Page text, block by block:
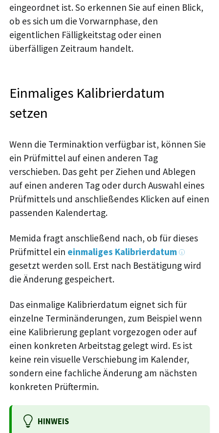
eingeordnet ist. So erkennen Sie auf einen Blick,
ob es sich um die Vorwarnphase, den
eigentlichen Fälligkeitstag oder einen
überfälligen Zeitraum handelt.
Einmaliges Kalibrierdatum
setzen
Wenn die Terminaktion verfügbar ist, können Sie
ein Prüfmittel auf einen anderen Tag
verschieben. Das geht per Ziehen und Ablegen
auf einen anderen Tag oder durch Auswahl eines
Prüfmittels und anschließendes Klicken auf einen
passenden Kalendertag.
Memida fragt anschließend nach, ob für dieses
Prüfmittel ein einmaliges Kalibrierdatum
gesetzt werden soll. Erst nach Bestätigung wird
die Änderung gespeichert.
Das einmalige Kalibrierdatum eignet sich für
einzelne Terminänderungen, zum Beispiel wenn
eine Kalibrierung geplant vorgezogen oder auf
einen konkreten Arbeitstag gelegt wird. Es ist
keine rein visuelle Verschiebung im Kalender,
sondern eine fachliche Änderung am nächsten
konkreten Prüftermin.
HINWEIS